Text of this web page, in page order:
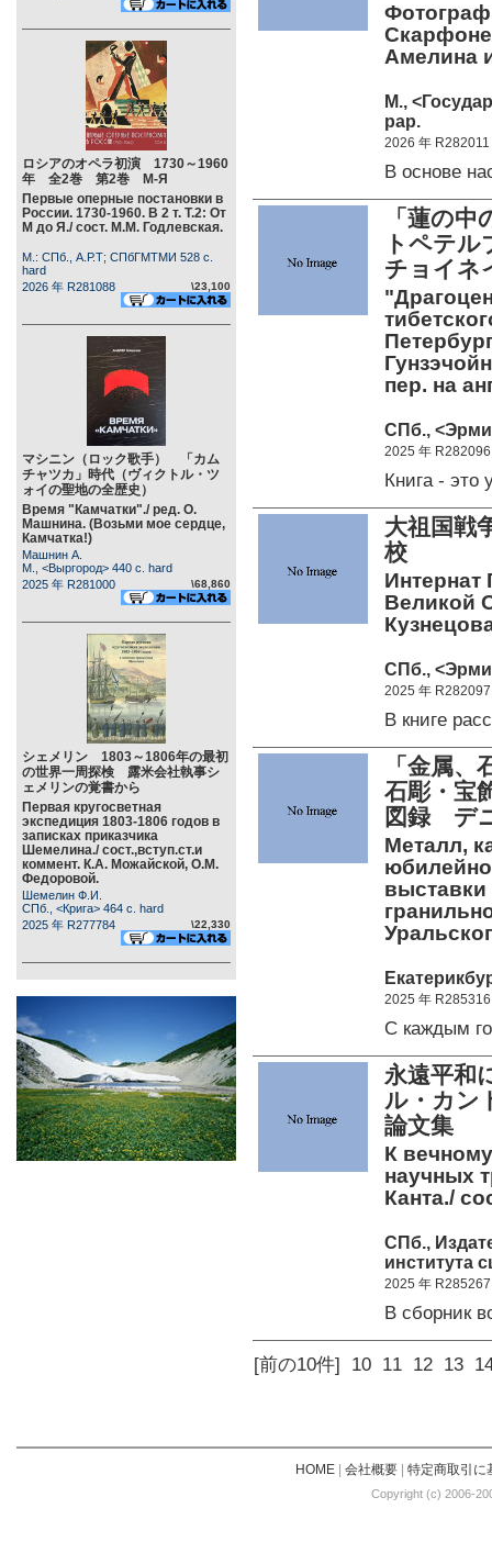
ロシアのオペラ初演 1730～1960
年 全2巻 第2巻 М-Я
Первые оперные постановки в
России. 1730-1960. В 2 т. Т.2: От
М до Я./ сост. М.М. Годлевская.
М.: СПб., А.Р.Т; СПбГМТМИ 528 c.
hard
2026 年 R281088
\23,100
マシニン（ロック歌手） 「カム
チャツカ」時代（ヴィクトル・ツ
ォイの聖地の全歴史）
Время "Камчатки"./ ред. О.
Машнина. (Возьми мое сердце,
Камчатка!)
Машнин А.
М., <Выргород> 440 c. hard
2025 年 R281000
\68,860
シェメリン 1803～1806年の最初
の世界一周探検 露米会社執事シ
ェメリンの覚書から
Первая кругосветная
экспедиция 1803-1806 годов в
записках приказчика
Шемелина./ сост.,вступ.ст.и
коммент. К.А. Можайской, О.М.
Федоровой.
Шемелин Ф.И.
СПб., <Крига> 464 c. hard
2025 年 R277784
\22,330
Амелина
М.,
pap.
2026 年 R282011
В основе
「蓮の
トペテ
チョイネ
пер. на
СПб.,
2025 年 R282096
Книга - это
大祖国戦
校
Интернат
Великой
СПб.,
2025 年 R282097
В книге
「金属
石彫・宝
図録 デ
Металл,
выставки
2025 年 R285316
С каждым
永遠平
ル・カン
論文集
К
научных
Канта./
СПб.,
института
2025 年 R285267
В сборник
[前の10件] 10 11 12 13
HOME| 会社概要| 特定商取引に
Copyright (c) 2006-